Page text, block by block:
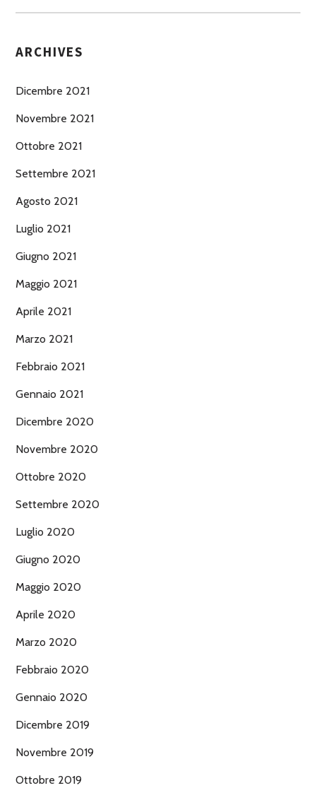
ARCHIVES
Dicembre 2021
Novembre 2021
Ottobre 2021
Settembre 2021
Agosto 2021
Luglio 2021
Giugno 2021
Maggio 2021
Aprile 2021
Marzo 2021
Febbraio 2021
Gennaio 2021
Dicembre 2020
Novembre 2020
Ottobre 2020
Settembre 2020
Luglio 2020
Giugno 2020
Maggio 2020
Aprile 2020
Marzo 2020
Febbraio 2020
Gennaio 2020
Dicembre 2019
Novembre 2019
Ottobre 2019